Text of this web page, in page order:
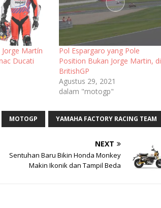
Martín
Ducati
Pol Espargaro yang Pole
Position Bukan Jorge Martin, di
BritishGP
Agustus 29, 2021
dalam "motogp"
MOTOGP YAMAHA FACTORY RACING TEAM
NEXT
Sentuhan Baru Bikin Honda Monkey
Makin Ikonik dan Tampil Beda